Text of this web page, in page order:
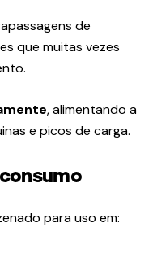
de
que muitas vezes
, alimentando a
e picos de carga.
para uso em: